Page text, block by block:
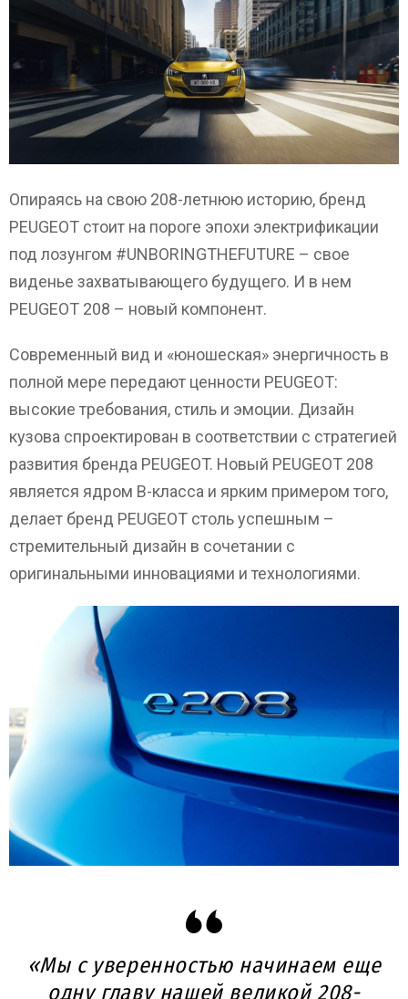
Опираясь на свою 208-летнюю историю, бренд
PEUGEOT стоит на пороге эпохи электрификации
под лозунгом #UNBORINGTHEFUTURE – свое
виденье захватывающего будущего. И в нем
PEUGEOT 208 – новый компонент.
Современный вид и «юношеская» энергичность в
полной мере передают ценности PEUGEOT:
высокие требования, стиль и эмоции. Дизайн
кузова спроектирован в соответствии с стратегией
развития бренда PEUGEOT. Новый PEUGEOT 208
является ядром B-класса и ярким примером того,
делает бренд PEUGEOT столь успешным –
стремительный дизайн в сочетании с
оригинальными инновациями и технологиями.
«Мы с уверенностью начинаем еще
одну главу нашей великой 208-